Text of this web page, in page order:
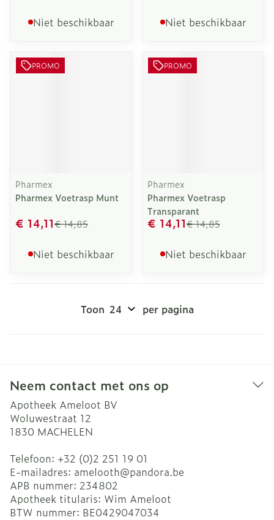
Niet beschikbaar Niet beschikbaar
PROMO
Pharmex
Pharmex Voetrasp Munt
€ 14,85
€ 14,11
Niet beschikbaar
PROMO
Pharmex
Pharmex Voetrasp
Transparant
€ 14,85
€ 14,11
Niet beschikbaar
Toon per pagina
Neem contact met ons op
Apotheek Ameloot BV
Woluwestraat 12
1830 MACHELEN
Telefoon: +32 (0)2 251 19 01
E-mailadres: amelooth@pandora.be
APB nummer: 234802
Apotheek titularis: Wim Ameloot
BTW nummer: BE0429047034